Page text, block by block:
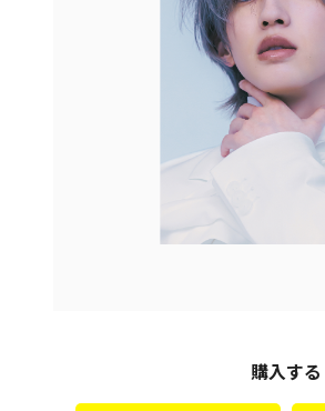
購入する